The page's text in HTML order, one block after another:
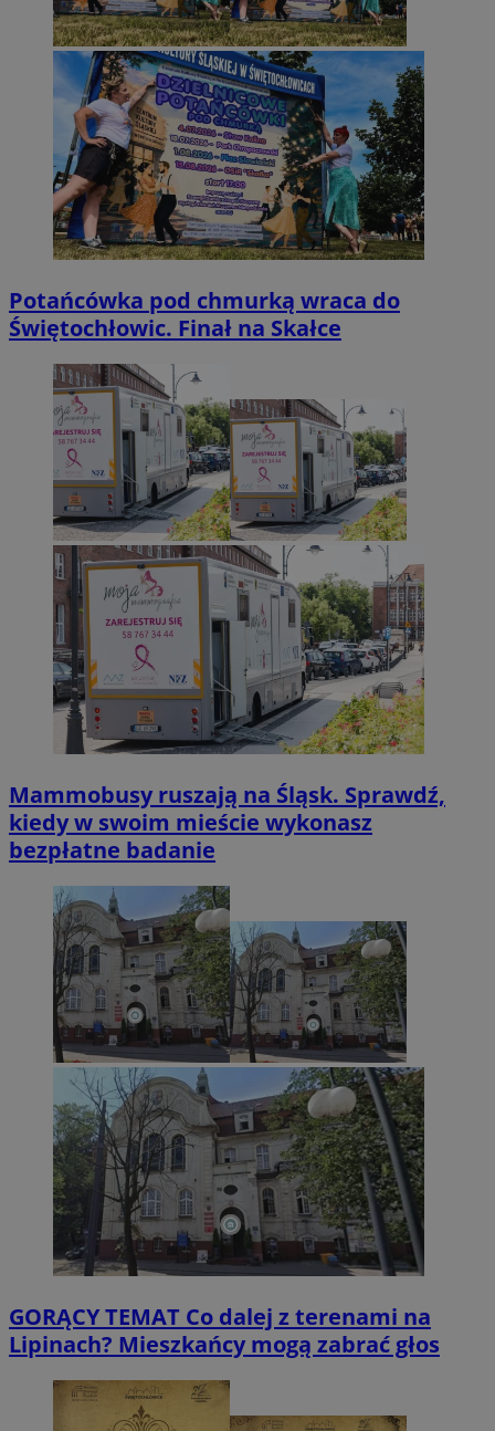
Potańcówka pod chmurką wraca do
Świętochłowic. Finał na Skałce
Mammobusy ruszają na Śląsk. Sprawdź,
kiedy w swoim mieście wykonasz
bezpłatne badanie
GORĄCY TEMAT Co dalej z terenami na
Lipinach? Mieszkańcy mogą zabrać głos